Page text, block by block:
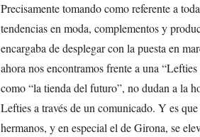
Precisamente tomando como referente a
tendencias en moda, complementos y
encargaba de desplegar con la puesta en
ahora nos encontramos frente a una
como “la tienda del futuro”, no dudan a la
Lefties a través de un comunicado. Y es
hermanos, y en especial el de Girona, se